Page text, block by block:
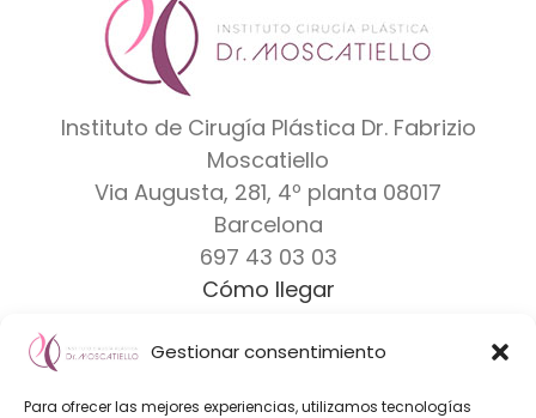
Gestionar consentimiento
Para ofrecer las mejores experiencias, utilizamos tecnologías
Instituto de Cirugía Plástica Dr. Fabrizio
Moscatiello
Via Augusta, 281, 4º planta 08017
Barcelona
697 43 03 03
Cómo llegar
Dr. Moscatiello